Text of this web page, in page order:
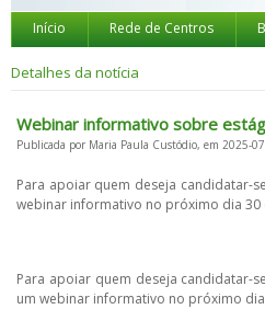
Início Rede de Centros
Detalhes da notícia
Webinar informativo sobre
Publicada por Maria Paula Custódio, em 2025-
Para apoiar quem deseja candidatar-
webinar informativo no próximo dia 30
Para apoiar quem deseja candidatar-
um webinar informativo no próximo